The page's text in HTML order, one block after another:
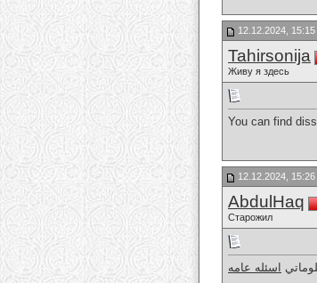
12.12.2024, 15:15
Tahirsonija
Живу я здесь
You can find
12.12.2024, 15:26
AbdulHaq
Старожил
اسئله عامه